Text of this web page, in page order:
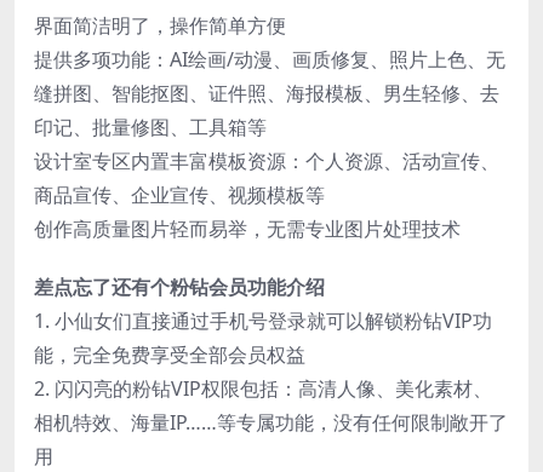
界面简洁明了，操作简单方便
提供多项功能：AI绘画/动漫、画质修复、照片上色、无
缝拼图、智能抠图、证件照、海报模板、男生轻修、去
印记、批量修图、工具箱等
设计室专区内置丰富模板资源：个人资源、活动宣传、
商品宣传、企业宣传、视频模板等
创作高质量图片轻而易举，无需专业图片处理技术
差点忘了还有个粉钻会员功能介绍
1. 小仙女们直接通过手机号登录就可以解锁粉钻VIP功
能，完全免费享受全部会员权益
2. 闪闪亮的粉钻VIP权限包括：高清人像、美化素材、
相机特效、海量IP……等专属功能，没有任何限制敞开了
用